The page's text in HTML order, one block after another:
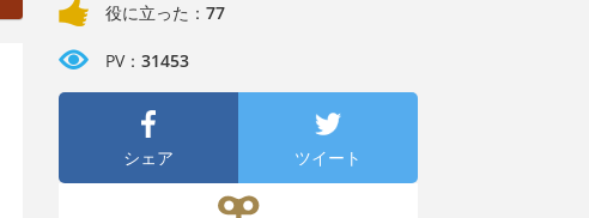
役に立った： 77
PV： 31453
シェア ツイート